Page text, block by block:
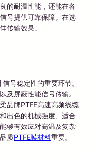
的耐温性能，还能在各
号提供可靠保障。在选
传输效果。
信号稳定性的重要环节。
及屏蔽性能信号传输。
品牌PTFE高速高频线缆
出色的机械强度、适合
够有效应对高温及复杂
质PTFE膜材料重要。